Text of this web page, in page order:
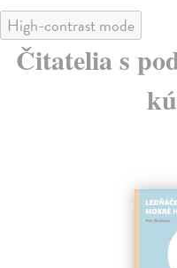
High-contrast mode
Čitatelia s